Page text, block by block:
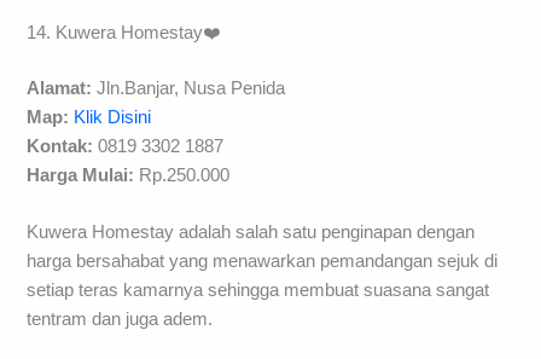
14. Kuwera Homestay❤️
Alamat: Jln.Banjar, Nusa Penida
Map: Klik Disini
Kontak: 0819 3302 1887
Harga Mulai: Rp.250.000
Kuwera Homestay adalah salah satu penginapan dengan
harga bersahabat yang menawarkan pemandangan sejuk di
setiap teras kamarnya sehingga membuat suasana sangat
tentram dan juga adem.